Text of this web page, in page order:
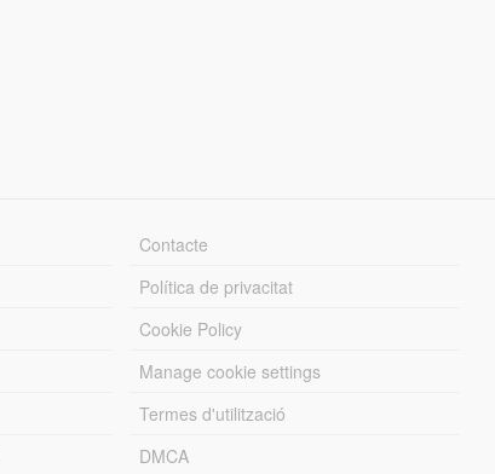
Contacte
Política de privacitat
Cookie Policy
Manage cookie settings
Termes d'utilització
DMCA